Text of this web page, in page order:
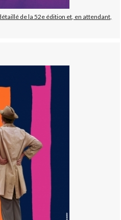
de la 52e édition et, en attendant,